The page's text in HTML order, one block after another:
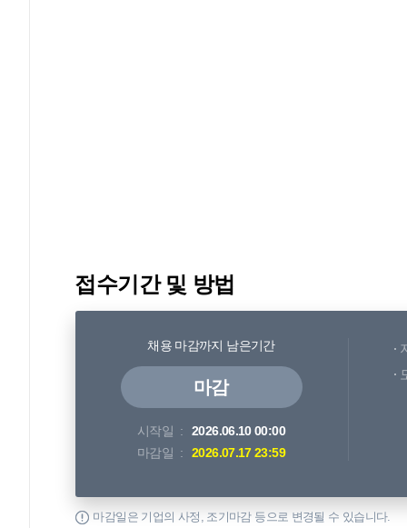
접수기간 및 방법
채용 마감까지 남은기간
마감
시작일
2026.06.10 00:00
마감일
2026.07.17 23:59
마감일은 기업의 사정, 조기마감 등으로 변경될 수 있습니다.